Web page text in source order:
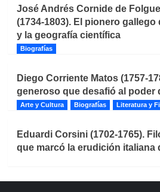
José Andrés Cornide de
(1734-1803). El pionero gallego
y la geografía científica
Biografías
Diego Corriente Matos (1757-
generoso que desafió al poder
Arte y Cultura Biografías Literatura y
Eduardi Corsini (1702-1765).
que marcó la erudición italiana